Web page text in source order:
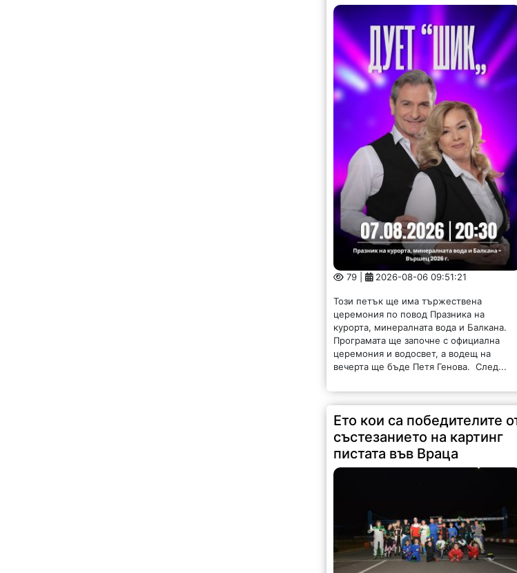
79 | 2026-08-06 09:51:21
Този петък ще има тържествена
церемония по повод Празника на
курорта, минералната вода и Балкана.
Програмата ще започне с официална
церемония и водосвет, а водещ на
вечерта ще бъде Петя Генова. След...
Ето кои са победителите
състезанието на картинг
пистата във Враца